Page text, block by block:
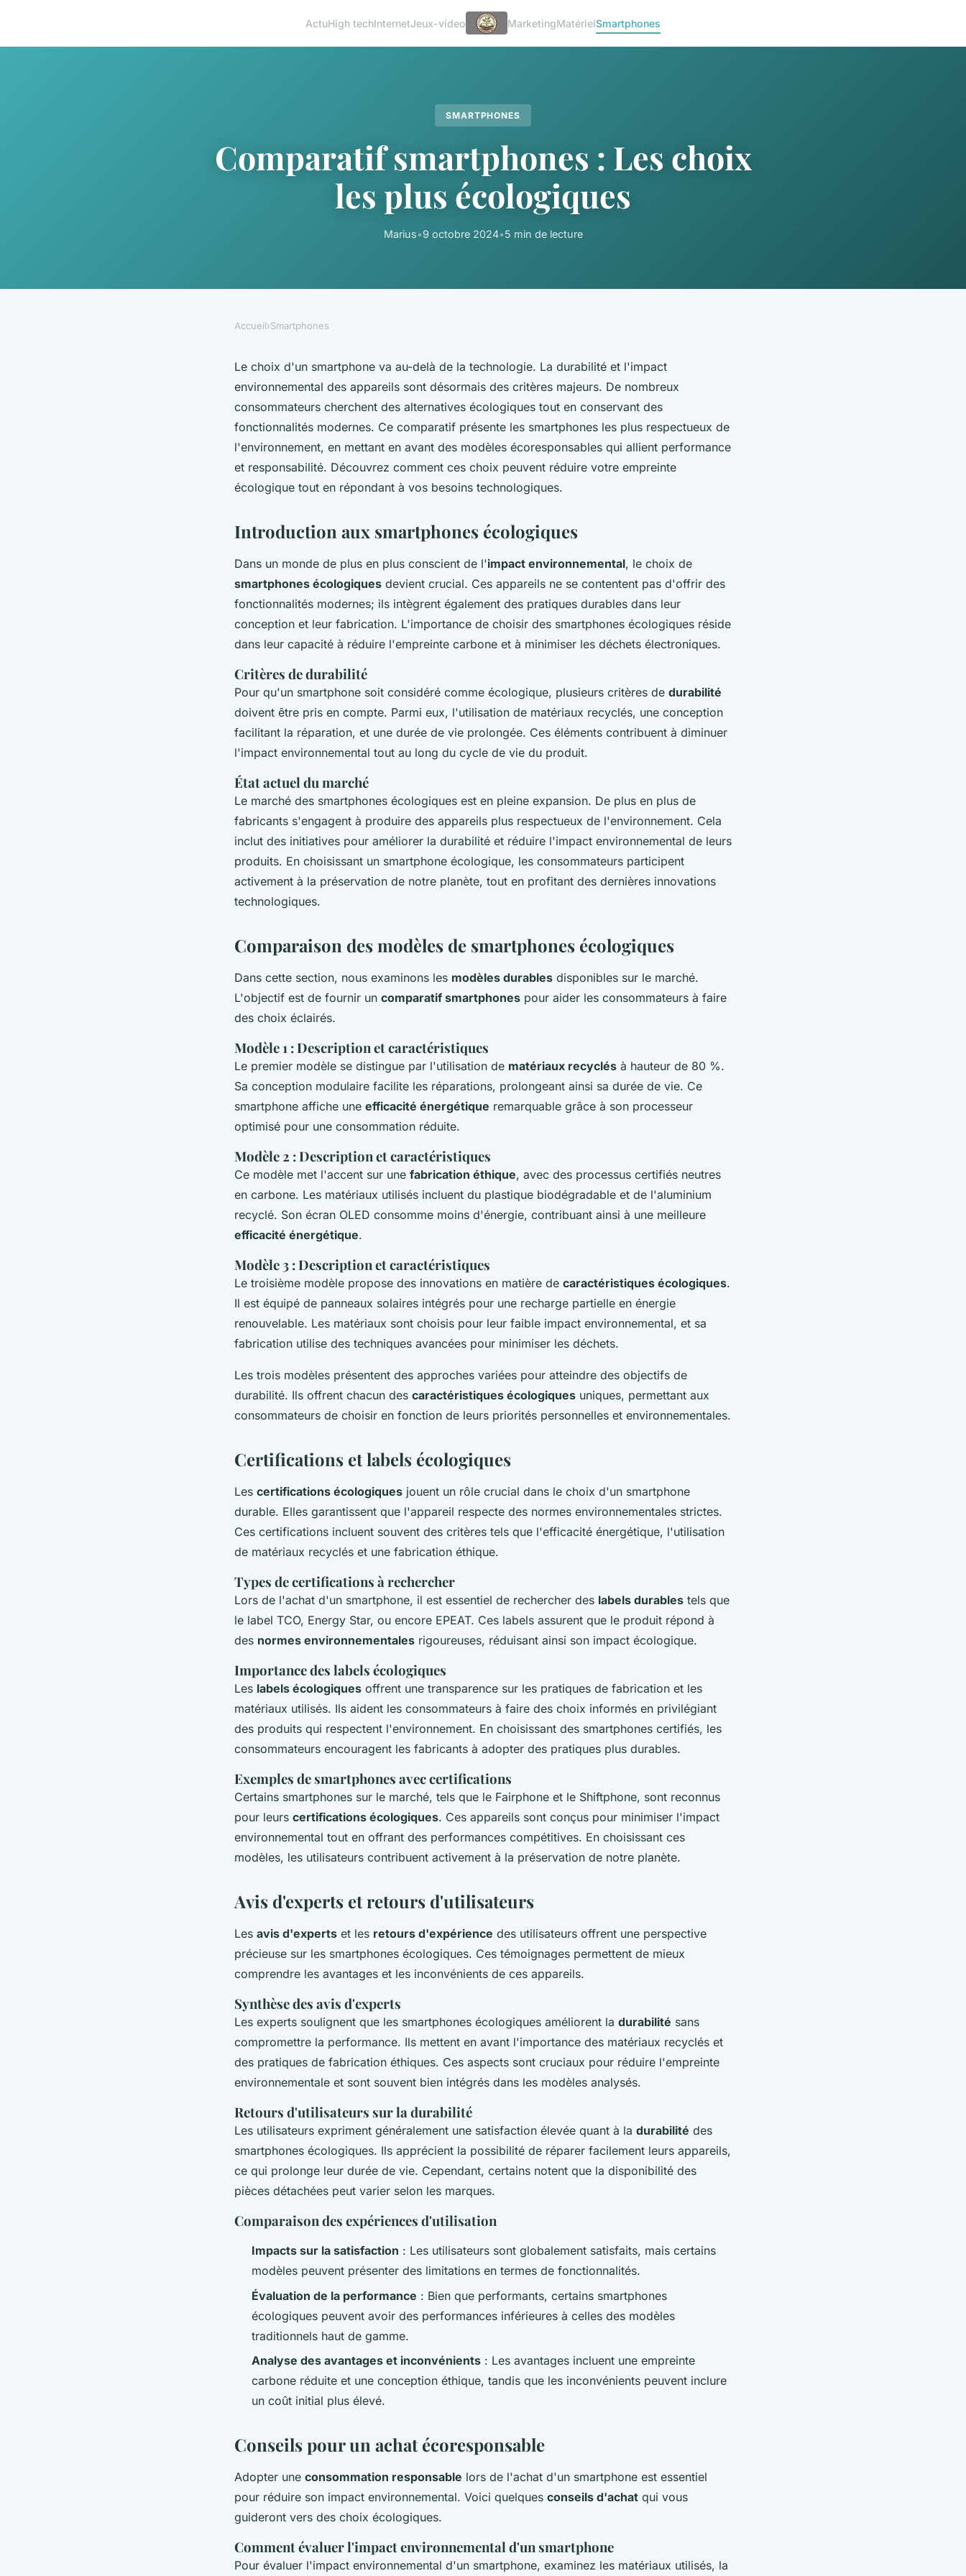
ActuHigh techInternetJeux-video MarketingMatérielSmartphones
SMARTPHONES
Comparatif smartphones : Les choix
les plus écologiques
Marius•9 octobre 2024•5 min de lecture
Accueil›Smartphones
Le choix d'un smartphone va au-delà de la technologie. La durabilité et l'impact
environnemental des appareils sont désormais des critères majeurs. De nombreux
consommateurs cherchent des alternatives écologiques tout en conservant des
fonctionnalités modernes. Ce comparatif présente les smartphones les plus respectueux de
l'environnement, en mettant en avant des modèles écoresponsables qui allient performance
et responsabilité. Découvrez comment ces choix peuvent réduire votre empreinte
écologique tout en répondant à vos besoins technologiques.
Introduction aux smartphones écologiques
Dans un monde de plus en plus conscient de l'impact environnemental, le choix de
smartphones écologiques devient crucial. Ces appareils ne se contentent pas d'offrir des
fonctionnalités modernes; ils intègrent également des pratiques durables dans leur
conception et leur fabrication. L'importance de choisir des smartphones écologiques réside
dans leur capacité à réduire l'empreinte carbone et à minimiser les déchets électroniques.
Critères de durabilité
Pour qu'un smartphone soit considéré comme écologique, plusieurs critères de durabilité
doivent être pris en compte. Parmi eux, l'utilisation de matériaux recyclés, une conception
facilitant la réparation, et une durée de vie prolongée. Ces éléments contribuent à diminuer
l'impact environnemental tout au long du cycle de vie du produit.
État actuel du marché
Le marché des smartphones écologiques est en pleine expansion. De plus en plus de
fabricants s'engagent à produire des appareils plus respectueux de l'environnement. Cela
inclut des initiatives pour améliorer la durabilité et réduire l'impact environnemental de leurs
produits. En choisissant un smartphone écologique, les consommateurs participent
activement à la préservation de notre planète, tout en profitant des dernières innovations
technologiques.
Comparaison des modèles de smartphones écologiques
Dans cette section, nous examinons les modèles durables disponibles sur le marché.
L'objectif est de fournir un comparatif smartphones pour aider les consommateurs à faire
des choix éclairés.
Modèle 1 : Description et caractéristiques
Le premier modèle se distingue par l'utilisation de matériaux recyclés à hauteur de 80 %.
Sa conception modulaire facilite les réparations, prolongeant ainsi sa durée de vie. Ce
smartphone affiche une efficacité énergétique remarquable grâce à son processeur
optimisé pour une consommation réduite.
Modèle 2 : Description et caractéristiques
Ce modèle met l'accent sur une fabrication éthique, avec des processus certifiés neutres
en carbone. Les matériaux utilisés incluent du plastique biodégradable et de l'aluminium
recyclé. Son écran OLED consomme moins d'énergie, contribuant ainsi à une meilleure
efficacité énergétique.
Modèle 3 : Description et caractéristiques
Le troisième modèle propose des innovations en matière de caractéristiques écologiques.
Il est équipé de panneaux solaires intégrés pour une recharge partielle en énergie
renouvelable. Les matériaux sont choisis pour leur faible impact environnemental, et sa
fabrication utilise des techniques avancées pour minimiser les déchets.
Les trois modèles présentent des approches variées pour atteindre des objectifs de
durabilité. Ils offrent chacun des caractéristiques écologiques uniques, permettant aux
consommateurs de choisir en fonction de leurs priorités personnelles et environnementales.
Certifications et labels écologiques
Les certifications écologiques jouent un rôle crucial dans le choix d'un smartphone
durable. Elles garantissent que l'appareil respecte des normes environnementales strictes.
Ces certifications incluent souvent des critères tels que l'efficacité énergétique, l'utilisation
de matériaux recyclés et une fabrication éthique.
Types de certifications à rechercher
Lors de l'achat d'un smartphone, il est essentiel de rechercher des labels durables tels que
le label TCO, Energy Star, ou encore EPEAT. Ces labels assurent que le produit répond à
des normes environnementales rigoureuses, réduisant ainsi son impact écologique.
Importance des labels écologiques
Les labels écologiques offrent une transparence sur les pratiques de fabrication et les
matériaux utilisés. Ils aident les consommateurs à faire des choix informés en privilégiant
des produits qui respectent l'environnement. En choisissant des smartphones certifiés, les
consommateurs encouragent les fabricants à adopter des pratiques plus durables.
Exemples de smartphones avec certifications
Certains smartphones sur le marché, tels que le Fairphone et le Shiftphone, sont reconnus
pour leurs certifications écologiques. Ces appareils sont conçus pour minimiser l'impact
environnemental tout en offrant des performances compétitives. En choisissant ces
modèles, les utilisateurs contribuent activement à la préservation de notre planète.
Avis d'experts et retours d'utilisateurs
Les avis d'experts et les retours d'expérience des utilisateurs offrent une perspective
précieuse sur les smartphones écologiques. Ces témoignages permettent de mieux
comprendre les avantages et les inconvénients de ces appareils.
Synthèse des avis d'experts
Les experts soulignent que les smartphones écologiques améliorent la durabilité sans
compromettre la performance. Ils mettent en avant l'importance des matériaux recyclés et
des pratiques de fabrication éthiques. Ces aspects sont cruciaux pour réduire l'empreinte
environnementale et sont souvent bien intégrés dans les modèles analysés.
Retours d'utilisateurs sur la durabilité
Les utilisateurs expriment généralement une satisfaction élevée quant à la durabilité des
smartphones écologiques. Ils apprécient la possibilité de réparer facilement leurs appareils,
ce qui prolonge leur durée de vie. Cependant, certains notent que la disponibilité des
pièces détachées peut varier selon les marques.
Comparaison des expériences d'utilisation
Impacts sur la satisfaction : Les utilisateurs sont globalement satisfaits, mais certains
modèles peuvent présenter des limitations en termes de fonctionnalités.
Évaluation de la performance : Bien que performants, certains smartphones
écologiques peuvent avoir des performances inférieures à celles des modèles
traditionnels haut de gamme.
Analyse des avantages et inconvénients : Les avantages incluent une empreinte
carbone réduite et une conception éthique, tandis que les inconvénients peuvent inclure
un coût initial plus élevé.
Conseils pour un achat écoresponsable
Adopter une consommation responsable lors de l'achat d'un smartphone est essentiel
pour réduire son impact environnemental. Voici quelques conseils d'achat qui vous
guideront vers des choix écologiques.
Comment évaluer l'impact environnemental d'un smartphone
Pour évaluer l'impact environnemental d'un smartphone, examinez les matériaux utilisés, la